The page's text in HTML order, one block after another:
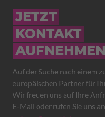
JETZT
KONTAKT
AUFNEHMEN
Auf der Suche nach einem
europäischen Partner für
Wir freuen uns auf Ihre
E-Mail oder rufen Sie uns